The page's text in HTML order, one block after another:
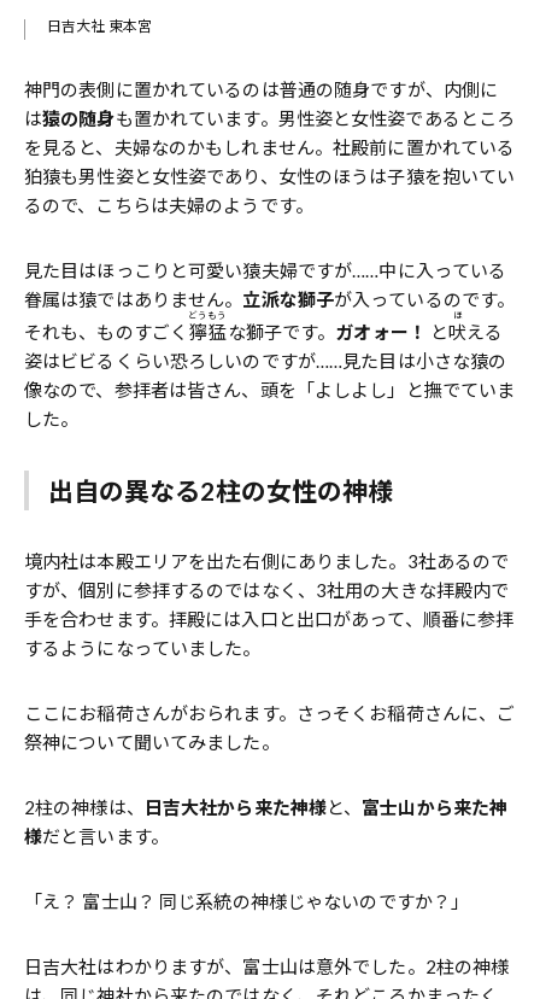
日吉大社 東本宮
神門の表側に置かれているのは普通の随身ですが、内側に
は猿の随身も置かれています。男性姿と女性姿であるところ
を見ると、夫婦なのかもしれません。社殿前に置かれている
狛猿も男性姿と女性姿であり、女性のほうは子猿を抱いてい
るので、こちらは夫婦のようです。
見た目はほっこりと可愛い猿夫婦ですが……中に入っている
眷属は猿ではありません。 立派な獅子が入っているのです。
それも、ものすごく 獰
どう
猛
もう
な獅子です。 ガオォー！ と吠
ほ
える
姿はビビるくらい恐ろしいのですが……見た目は小さな猿の
像なので、参拝者は皆さん、頭を「よしよし」と撫でていま
した。
出自の異なる2柱の女性の神様
境内社は本殿エリアを出た右側にありました。3社あるので
すが、個別に参拝するのではなく、3社用の大きな拝殿内で
手を合わせます。拝殿には入口と出口があって、順番に参拝
するようになっていました。
ここにお稲荷さんがおられます。さっそくお稲荷さんに、ご
祭神について聞いてみました。
2柱の神様は、 日吉大社から来た神様と、 富士山から来た神
様だと言います。
「え？ 富士山？ 同じ系統の神様じゃないのですか？」
日吉大社はわかりますが、富士山は意外でした。2柱の神様